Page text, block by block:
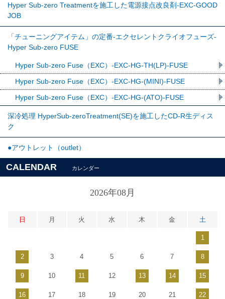
Hyper Sub-zero Treatmentを施工した電源接点改良剤-EXC-GOOD
JOB
「チューニングアイテム」の定番-エクセレントクライオフューズ-
Hyper Sub-zero FUSE
Hyper Sub-zero Fuse（EXC）-EXC-HG-TH(LP)-FUSE
Hyper Sub-zero Fuse（EXC）-EXC-HG-(MINI)-FUSE
Hyper Sub-zero Fuse（EXC）-EXC-HG-(ATO)-FUSE
深冷処理 HyperSub-zeroTreatment(SE)を施工したCD-R生ディス
ク
●アウトレット（outlet）
CALENDAR カレンダー
2026年08月
日 月 火 水 木 金 土
1
2 3 4 5 6 7 8
9 10 11 12 13 14 15
16 17 18 19 20 21 22